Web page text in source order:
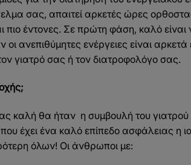
σας, απαιτεί αρκετές ώρες
πιο έντονες. Σε πρώτη φάση, καλό
ανεπιθύμητες ενέργειες είναι
γιατρό σας ή τον διατροφολόγο σας.
καλή θα ήταν η συμβουλή του γιατρού
έχει ένα καλό επίπεδο ασφάλειας η
όλων! Οι άνθρωποι με: